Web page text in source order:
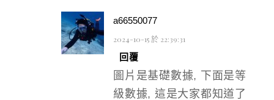
a66550077
2024-10-15 於 22:39:31
回覆
圖片是基礎數據, 下面是等
級數據, 這是大家都知道了